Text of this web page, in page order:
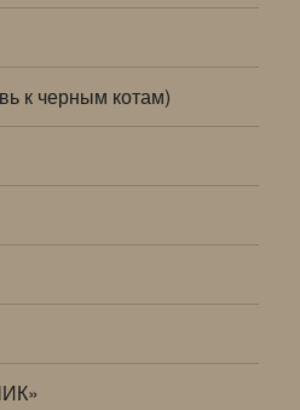
к черным котам)